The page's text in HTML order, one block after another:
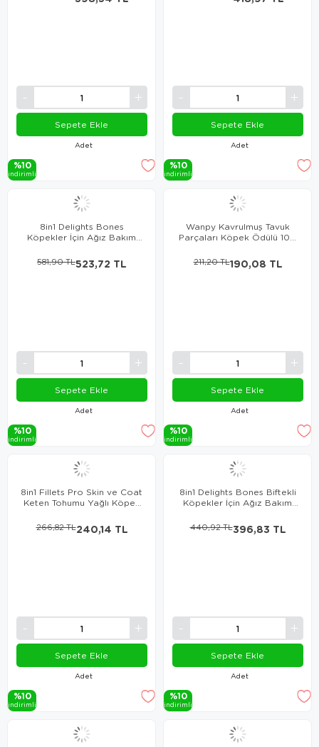
Adet
Sepete Ekle
%10
i̇ndi̇ri̇mli̇
Adet
Sepete Ekle
%10
i̇ndi̇ri̇mli̇
8in1 Delights Bones
Köpekler İçin Ağız Bakım
Adet
523,72 TL
581,90 TL
Sepete Ekle
%10
i̇ndi̇ri̇mli̇
Wanpy Kavrulmuş Tavuk
Parçaları Köpek Ödülü 100
Adet
190,08 TL
211,20 TL
Sepete Ekle
%10
i̇ndi̇ri̇mli̇
8in1 Fillets Pro Skin ve Coat
Keten Tohumu Yağlı Köpek
Adet
240,14 TL
266,82 TL
Sepete Ekle
%10
i̇ndi̇ri̇mli̇
8in1 Delights Bones Biftekli
Köpekler İçin Ağız Bakım
Adet
396,83 TL
440,92 TL
Sepete Ekle
%10
i̇ndi̇ri̇mli̇